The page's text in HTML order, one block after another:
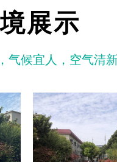
展示
气候宜人，空气清